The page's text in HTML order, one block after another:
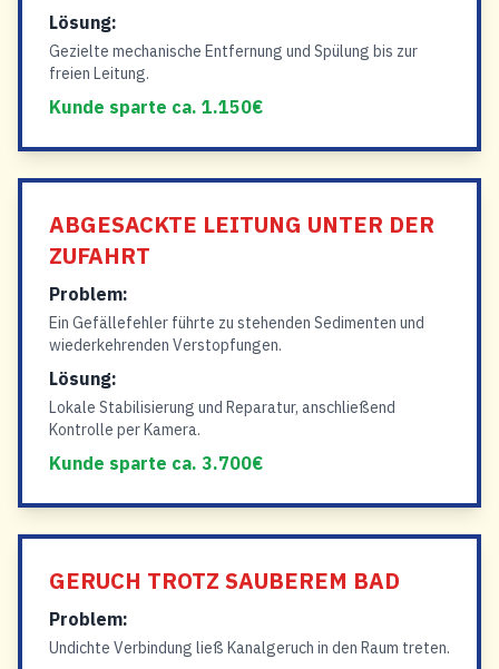
Lösung:
Gezielte mechanische Entfernung und Spülung bis zur
freien Leitung.
Kunde sparte ca. 1.150€
ABGESACKTE LEITUNG UNTER DER
ZUFAHRT
Problem:
Ein Gefällefehler führte zu stehenden Sedimenten und
wiederkehrenden Verstopfungen.
Lösung:
Lokale Stabilisierung und Reparatur, anschließend
Kontrolle per Kamera.
Kunde sparte ca. 3.700€
GERUCH TROTZ SAUBEREM BAD
Problem:
Undichte Verbindung ließ Kanalgeruch in den Raum treten.